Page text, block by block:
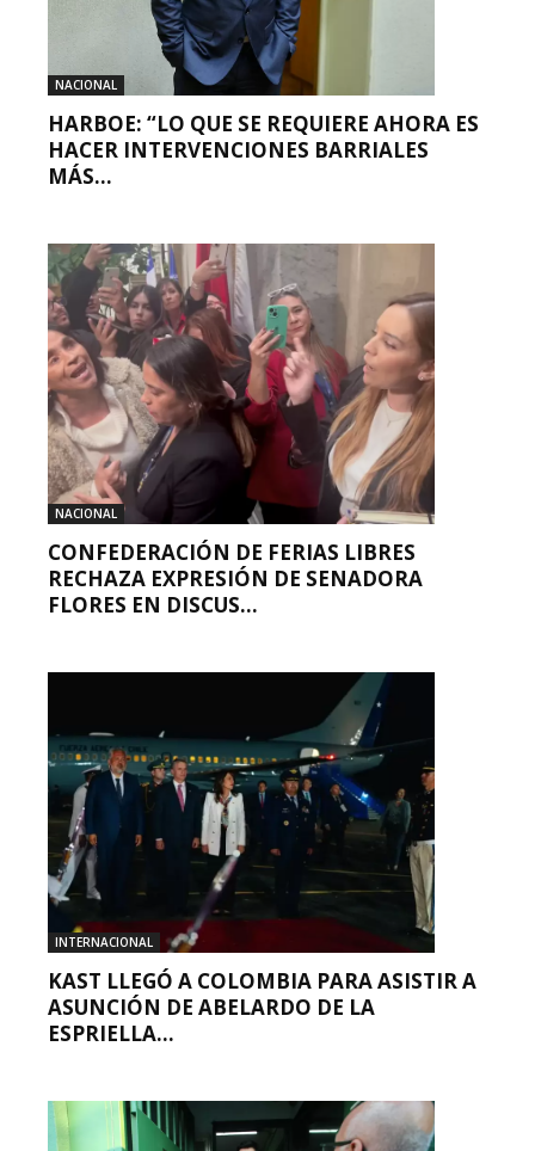
NACIONAL
HARBOE: “LO QUE SE REQUIERE AHORA ES
HACER INTERVENCIONES BARRIALES
MÁS...
NACIONAL
CONFEDERACIÓN DE FERIAS LIBRES
RECHAZA EXPRESIÓN DE SENADORA
FLORES EN DISCUS...
INTERNACIONAL
KAST LLEGÓ A COLOMBIA PARA ASISTIR A
ASUNCIÓN DE ABELARDO DE LA
ESPRIELLA...